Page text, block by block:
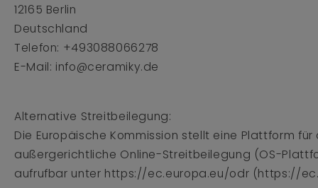
12165 Berlin
Deutschland
Telefon: +493088066278
E-Mail: info@ceramiky.de
Alternative Streitbeilegung:
Die Europäische Kommission stellt eine Plattform für
außergerichtliche Online-Streitbeilegung (OS-
aufrufbar unter https://ec.europa.eu/odr (https://